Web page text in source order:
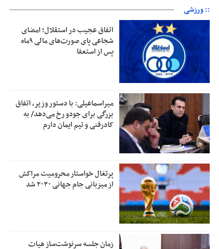
:: ورزشی
اتفاق عجیب در استقلال؛ امضای
شجاعی پای صورت‌های مالی ٩ماه
پس از استعفا
میراسماعیلی: با دستور وزیر، اتفاق
بزرگی برای جودو رخ می‌دهد/ به
کادرفنی و تیم ایمان دارم
پرتغال خواستار محرومیت مراکش
از میزبانی جام جهانی ۲۰۳۰ شد
زمان جلسه سرنوشت‌ساز هیات